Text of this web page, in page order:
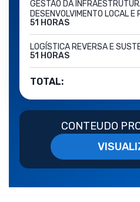
GESTÃO DA
DESENVOLVIMENTO LOCAL E
51 HORAS
LOGÍSTICA REVERSA E
51 HORAS
TOTAL:
CONTEUDO